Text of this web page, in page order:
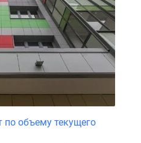
по объему текущего